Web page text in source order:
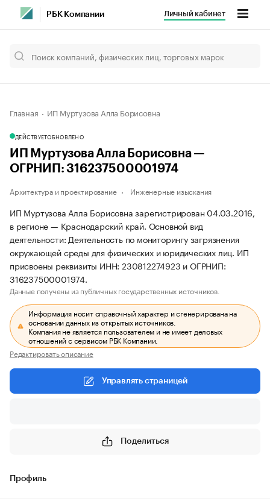
РБК Компании Личный кабинет
Главная ИП Муртузова Алла Борисовна
ДЕЙСТВУЕТОБНОВЛЕНО
ИП Муртузова Алла Борисовна —
ОГРНИП: 316237500001974
Архитектура и проектирование Инженерные изыскания
ИП Муртузова Алла Борисовна зарегистрирован 04.03.2016,
в регионе — Краснодарский край. Основной вид
деятельности: Деятельность по мониторингу загрязнения
окружающей среды для физических и юридических лиц. ИП
присвоены реквизиты ИНН: 230812274923 и ОГРНИП:
316237500001974.
Данные получены из публичных государственных источников.
Информация носит справочный характер и сгенерирована на
основании данных из открытых источников.
Компания не является пользователем и не имеет деловых
отношений с сервисом РБК Компании.
Редактировать описание
Управлять страницей
Поделиться
Профиль